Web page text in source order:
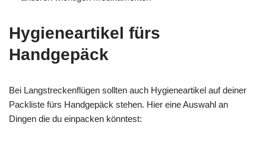
Hygieneartikel fürs
Handgepäck
Bei Langstreckenflügen sollten auch Hygieneartikel auf deiner
Packliste fürs Handgepäck stehen. Hier eine Auswahl an
Dingen die du einpacken könntest: